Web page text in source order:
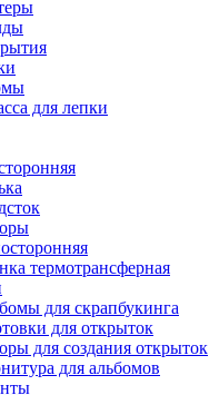
для лепки
термотрансферная
для скрапбукинга
для открыток
для создания открыток
для альбомов